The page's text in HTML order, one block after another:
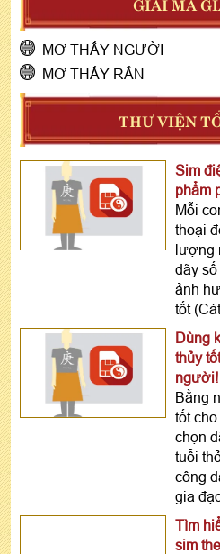
MƠ THẤY NGƯỜI
MƠ THẤY RẮN
THƯ VIỆN
Sim
phẩm
Mỗi
thoại
lượng
dãy
ảnh
tốt
Dùng
thủy
người!
Bằng
tốt
chọn
tuổi
công
gia
Tìm
sim